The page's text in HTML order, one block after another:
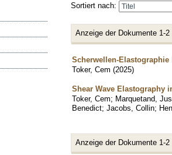
Sortiert nach:
Anzeige der Dokumente 1-2
Scherwellen-
Toker, Cem (2025)
Shear Wave Elastography
Toker, Cem; Marquetand,
Benedict; Jacobs, Collin;
Anzeige der Dokumente 1-2